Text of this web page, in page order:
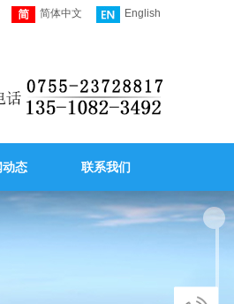
简体中文 English
动态 联系我们